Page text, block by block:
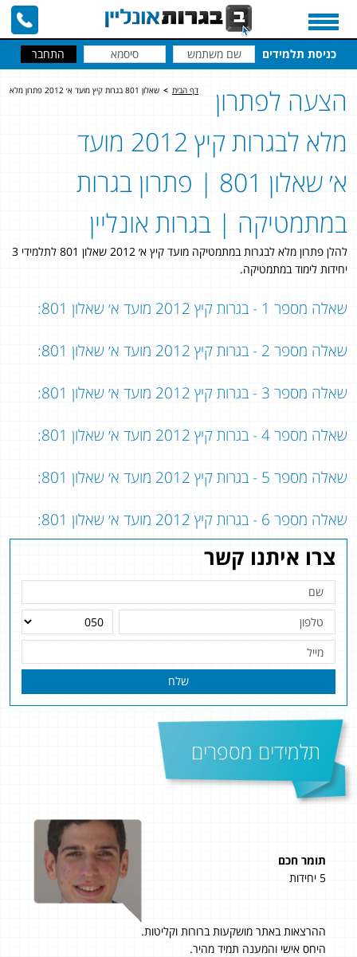
כניסת תלמידים
צרו איתנו קשר
שלח
תלמידים מספרים
מאיה אבלגון
5 יחידות
קודם כל רוצה להודות לדימיטרי על היחס האישי
ממליצה בחום לכל מי שמסוגל לשבת וללמוד בבית ועל הדרך מעוניין
להמשיך לעבוד ולחיות(כןכן זה אפשרי!)
דף הבית > שאלון 801 בגרות קיץ מועד א׳ 2012 פתרון מלא
הצעה לפתרון
מלא לבגרות קיץ 2012 מועד
א׳ שאלון 801 | פתרון בגרות
במתמטיקה | בגרות אונליין
להלן פתרון מלא לבגרות במתמטיקה מועד קיץ א׳ 2012 שאלון 801 לתלמידי 3
יחידות לימוד במתמטיקה.
שאלה מספר 1 - בגרות קיץ 2012 מועד א׳ שאלון 801:
שאלה מספר 2 - בגרות קיץ 2012 מועד א׳ שאלון 801:
שאלה מספר 3 - בגרות קיץ 2012 מועד א׳ שאלון 801:
שאלה מספר 4 - בגרות קיץ 2012 מועד א׳ שאלון 801:
שאלה מספר 5 - בגרות קיץ 2012 מועד א׳ שאלון 801:
שאלה מספר 6 - בגרות קיץ 2012 מועד א׳ שאלון 801: